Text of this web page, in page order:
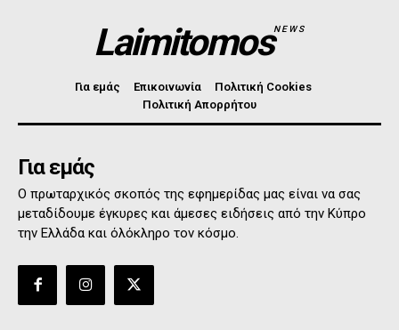
LaimitomosNEWS
Για εμάς Επικοινωνία
Πολιτική Cookies
Πολιτική Απορρήτου
Για εμάς
Ο πρωταρχικός σκοπός της εφημερίδας μας είναι να σας
μεταδίδουμε έγκυρες και άμεσες ειδήσεις από την Κύπρο
την Ελλάδα και όλόκληρο τον κόσμο.